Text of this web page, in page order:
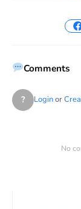
Comments
? Loginor
No